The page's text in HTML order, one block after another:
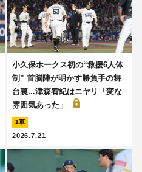
小久保ホークス初の“救援6人体
制” 首脳陣が明かす勝負手の舞
台裏...津森宥紀はニヤリ「変な
雰囲気あった」
1軍
2026.7.21